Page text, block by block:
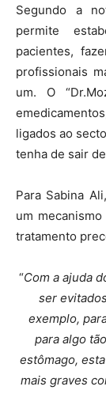
Segundo a
permite
pacientes,
profissionais
um. O
ligados ao
tenha de sair
Para Sabina
um
tratamento
“Com a ajuda
ser
exemplo,
para algo
estômago,
mais graves